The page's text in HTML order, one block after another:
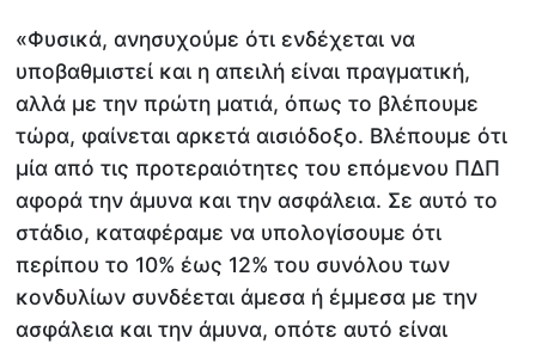
«Φυσικά, ανησυχούμε ότι ενδέχεται να
υποβαθμιστεί και η απειλή είναι πραγματική,
αλλά με την πρώτη ματιά, όπως το βλέπουμε
τώρα, φαίνεται αρκετά αισιόδοξο. Βλέπουμε ότι
μία από τις προτεραιότητες του επόμενου ΠΔΠ
αφορά την άμυνα και την ασφάλεια. Σε αυτό το
στάδιο, καταφέραμε να υπολογίσουμε ότι
περίπου το 10% έως 12% του συνόλου των
κονδυλίων συνδέεται άμεσα ή έμμεσα με την
ασφάλεια και την άμυνα, οπότε αυτό είναι